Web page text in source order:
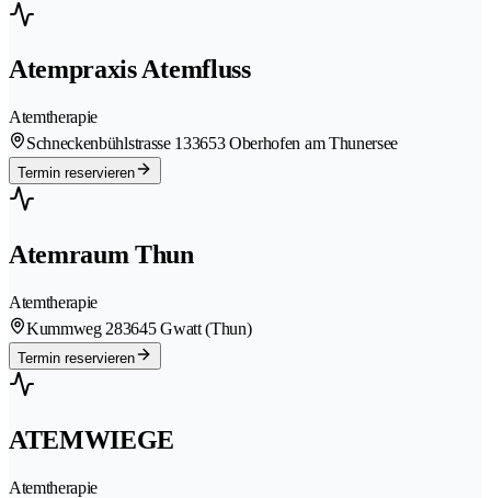
Atempraxis Atemfluss
Atemtherapie
Schneckenbühlstrasse 133653 Oberhofen am Thunersee
Termin reservieren
Atemraum Thun
Atemtherapie
Kummweg 283645 Gwatt (Thun)
Termin reservieren
ATEMWIEGE
Atemtherapie